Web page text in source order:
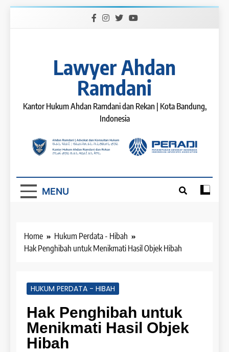
Lawyer Ahdan
Ramdani
Kantor Hukum Ahdan Ramdani dan Rekan | Kota Bandung,
Indonesia
MENU
Home
Hukum Perdata - Hibah
Hak Penghibah untuk Menikmati Hasil Objek Hibah
HUKUM PERDATA - HIBAH
Hak Penghibah untuk
Menikmati Hasil Objek
Hibah